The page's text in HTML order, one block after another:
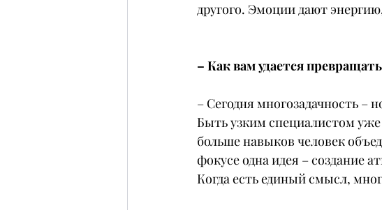
другого. Эмоции дают
– Как вам удается
– Сегодня многозадачность –
Быть узким специалистом
больше навыков человек
фокусе одна идея – создание
Когда есть единый смысл,